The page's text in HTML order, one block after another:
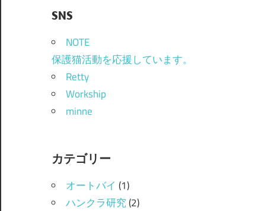
SNS
NOTE
保護猫活動を応援しています。
Retty
Workship
minne
カテゴリー
オートバイ (1)
ハンクラ研究(2)